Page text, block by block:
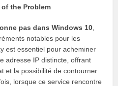
the Problem
pas dans Windows 10
notables pour les
est essentiel pour acheminer
adresse IP distincte, offrant
et la possibilité de contourner
lorsque ce service rencontre